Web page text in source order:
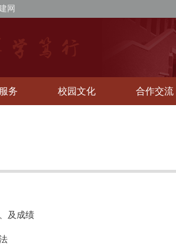
网
务 校园文化 合作交流
及成绩